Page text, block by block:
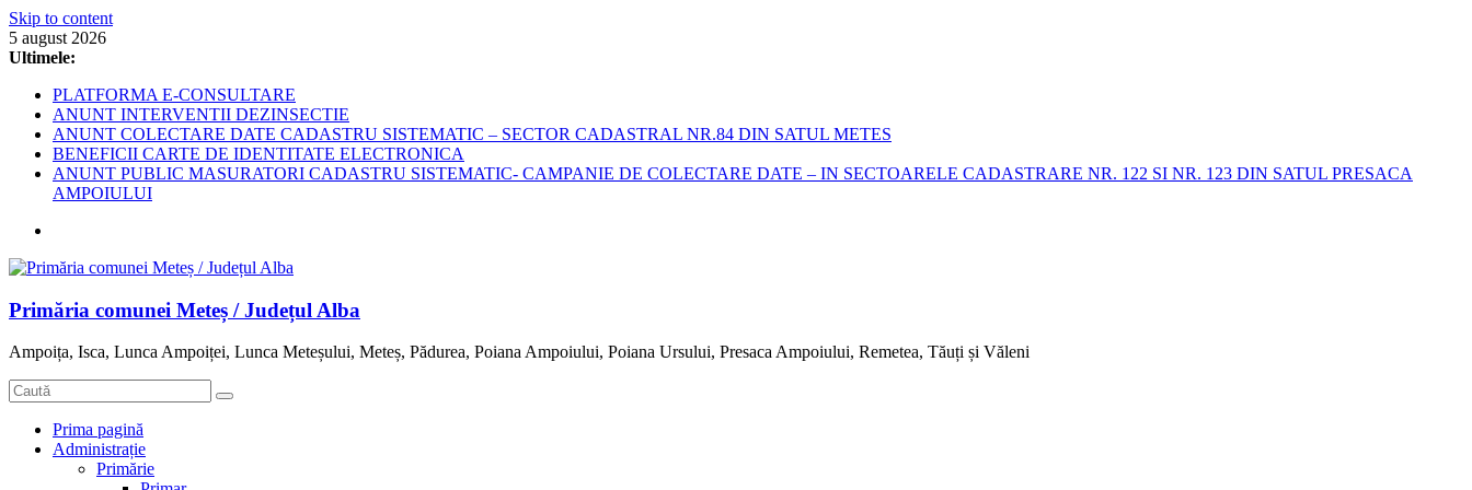
Skip to content
5 august 2026
Ultimele:
PLATFORMA E-CONSULTARE
ANUNT INTERVENTII DEZINSECTIE
ANUNT COLECTARE DATE CADASTRU SISTEMATIC – SECTOR CADASTRAL NR.84 DIN SATUL METES
BENEFICII CARTE DE IDENTITATE ELECTRONICA
ANUNT PUBLIC MASURATORI CADASTRU SISTEMATIC- CAMPANIE DE COLECTARE DATE – IN SECTOARELE CADASTRARE NR. 122 SI NR. 123 DIN SATUL PRESACA
AMPOIULUI
Primăria comunei Meteș / Județul Alba
Ampoița, Isca, Lunca Ampoiței, Lunca Meteșului, Meteș, Pădurea, Poiana Ampoiului, Poiana Ursului, Presaca Ampoiului, Remetea, Tăuți și Văleni
Prima pagină
Administrație
Primărie